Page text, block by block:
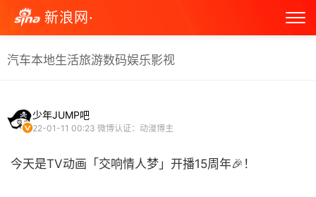
新浪网·
汽车本地生活旅游数码娱乐影视
少年JUMP吧
22-01-11 00:23 微博认证：动漫博主
今天是TV动画「交响情人梦」开播15周年🎉！